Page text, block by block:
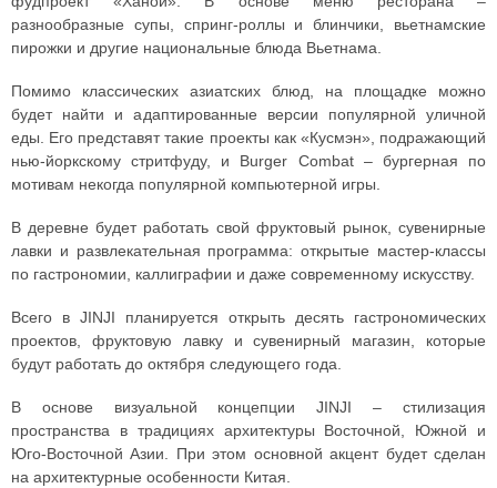
разнообразные супы, спринг-роллы и блинчики, вьетнамские
пирожки и другие национальные блюда Вьетнама.
Помимо классических азиатских блюд, на площадке можно
будет найти и адаптированные версии популярной уличной
еды. Его представят такие проекты как «Кусмэн», подражающий
нью-йоркскому стритфуду, и Burger Combat – бургерная по
мотивам некогда популярной компьютерной игры.
В деревне будет работать свой фруктовый рынок, сувенирные
лавки и развлекательная программа: открытые мастер-классы
по гастрономии, каллиграфии и даже современному искусству.
Всего в JINJI планируется открыть десять гастрономических
проектов, фруктовую лавку и сувенирный магазин, которые
будут работать до октября следующего года.
В основе визуальной концепции JINJI – стилизация
пространства в традициях архитектуры Восточной, Южной и
Юго-Восточной Азии. При этом основной акцент будет сделан
на архитектурные особенности Китая.